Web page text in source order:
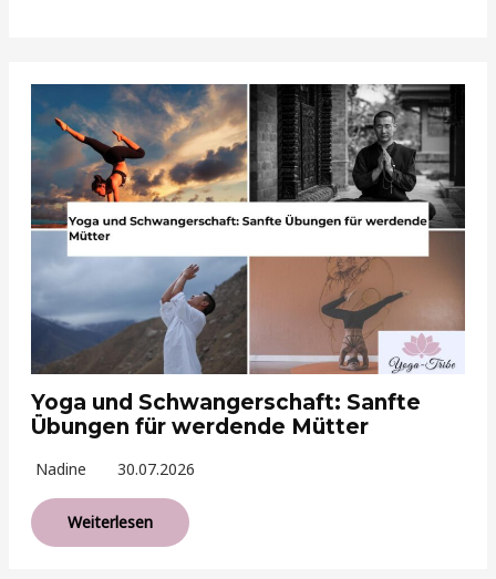
Yoga und Schwangerschaft: Sanfte
Übungen für werdende Mütter
Nadine 30.07.2026
Weiterlesen